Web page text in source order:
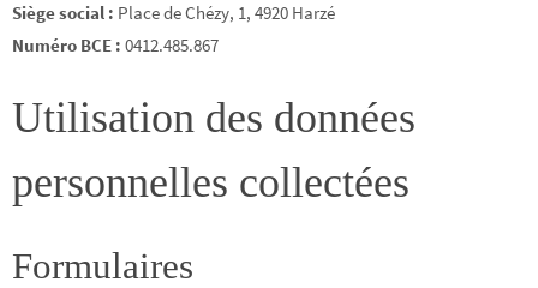
Siège social : Place de Chézy, 1, 4920 Harzé
Numéro BCE : 0412.485.867
Utilisation des données
personnelles collectées
Formulaires